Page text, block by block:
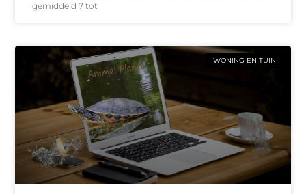
gemiddeld 7 tot
WONING EN TUIN